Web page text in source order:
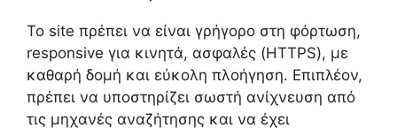
Το site πρέπει να είναι γρήγορο στη φόρτωση,
responsive για κινητά, ασφαλές (HTTPS), με
καθαρή δομή και εύκολη πλοήγηση. Επιπλέον,
πρέπει να υποστηρίζει σωστή ανίχνευση από
τις μηχανές αναζήτησης και να έχει